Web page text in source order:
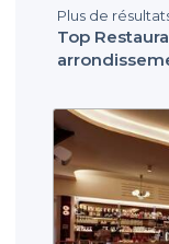
Plus de
Top